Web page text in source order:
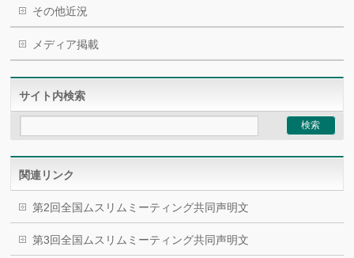
その他近況
メディア掲載
サイト内検索
関連リンク
第2回全国ムスリムミーティング共同声明文
第3回全国ムスリムミーティング共同声明文